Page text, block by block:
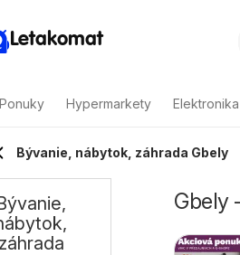
Letakomat
Ponuky Hypermarkety Elektronika
Bývanie, nábytok, záhrada Gbely
Gbely
záhrada